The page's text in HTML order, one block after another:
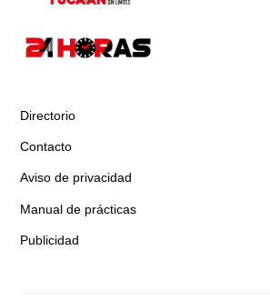
Directorio
Contacto
Aviso de privacidad
Manual de prácticas
Publicidad